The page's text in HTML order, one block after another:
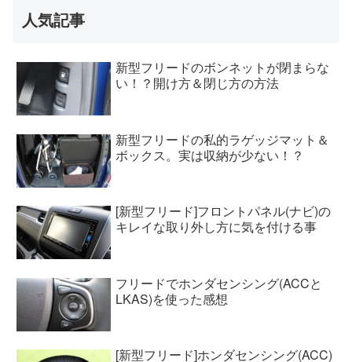
人気記事
新型フリードのボンネットが閉まらな
い！？開け方＆閉じ方の方法
新型フリードの私的ラゲッジマット＆
ボックス。実は収納が少ない！？
[新型フリード]フロントパネル(ナビ)の
キレイな取り外し方に気を付ける事
フリードでホンダセンシング(ACCと
LKAS)を使った感想
[新型フリード]ホンダセンシング(ACC)